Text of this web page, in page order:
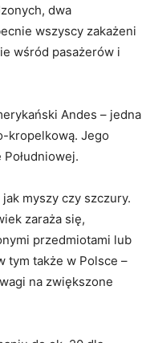
dwa
wszyscy zakażeni
wśród pasażerów i
Andes – jedna
kropelkową. Jego
myszy czy szczury.
zaraża się,
przedmiotami lub
tym także w Polsce –
na zwiększone